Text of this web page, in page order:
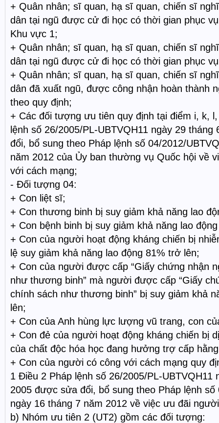
+ Quân nhân; sĩ quan, hạ sĩ quan, chiến sĩ
dân tại ngũ được cử đi học có thời gian phục
Khu vực 1;
+ Quân nhân; sĩ quan, hạ sĩ quan, chiến sĩ
dân tại ngũ được cử đi học có thời gian phục
+ Quân nhân; sĩ quan, hạ sĩ quan, chiến sĩ
dân đã xuất ngũ, được công nhận hoàn thành
theo quy định;
+ Các đối tượng ưu tiên quy định tại điểm i, k,
lệnh số 26/2005/PL-UBTVQH11 ngày 29
đổi, bổ sung theo Pháp lệnh số 04/2012/
năm 2012 của Ủy ban thường vụ Quốc hội về
với cách mạng;
- Đối tượng 04:
+ Con liệt sĩ;
+ Con thương binh bị suy giảm khả năng lao
+ Con bệnh binh bị suy giảm khả năng lao
+ Con của người hoạt động kháng chiến bị
lệ suy giảm khả năng lao động 81% trở lên;
+ Con của người được cấp “Giấy chứng nhận
như thương binh” mà người được cấp “Giấy
chính sách như thương binh” bị suy giảm khả
lên;
+ Con của Anh hùng lực lượng vũ trang, con
+ Con đẻ của người hoạt động kháng chiến bị
của chất độc hóa học đang hưởng trợ cấp
+ Con của người có công với cách mạng quy
1 Điều 2 Pháp lệnh số 26/2005/PL-UBTVQH11
2005 được sửa đổi, bổ sung theo Pháp lệnh số
ngày 16 tháng 7 năm 2012 về việc ưu đãi
b) Nhóm ưu tiên 2 (UT2) gồm các đối tượng: